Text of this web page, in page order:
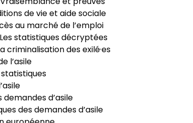
de vie et aide sociale
au marché de l’emploi
statistiques décryptées
criminalisation des exilé·es
l’asile
demandes d’asile
des demandes d’asile